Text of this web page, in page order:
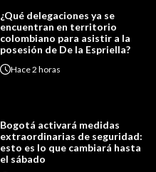
¿Qué delegaciones ya se
encuentran en territorio
colombiano para asistir a la
posesión de De la Espriella?
Hace2 horas
Bogotá activará medidas
extraordinarias de seguridad:
esto es lo que cambiará hasta
el sábado